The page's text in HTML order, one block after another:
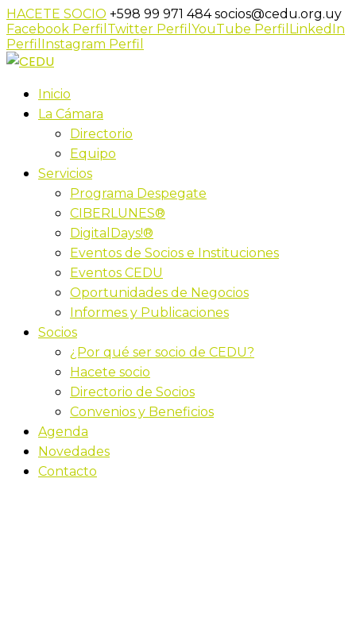
HACETE SOCIO +598 99 971 484socios@cedu.org.uy
Facebook Perfil Twitter Perfil YouTube Perfil LinkedIn
Perfil Instagram Perfil
Inicio
La Cámara
Directorio
Equipo
Servicios
Programa Despegate
CIBERLUNES®
DigitalDays!®
Eventos de Socios e Instituciones
Eventos CEDU
Oportunidades de Negocios
Informes y Publicaciones
Socios
¿Por qué ser socio de CEDU?
Hacete socio
Directorio de Socios
Convenios y Beneficios
Agenda
Novedades
Contacto